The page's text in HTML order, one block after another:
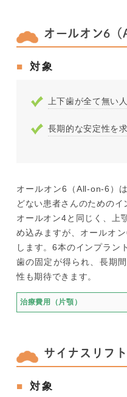
オールオン6（
対象
上下歯が全て無い人
長期的な安定性を
オールオン6（All-on-6）
どない患者さんのためのイ
オールオン4と同じく、上
め込みますが、オールオ
します。6本のインプラン
歯の固定が得られ、長期
性も期待できます。
治療費用（片顎）
サイナスリフト
対象